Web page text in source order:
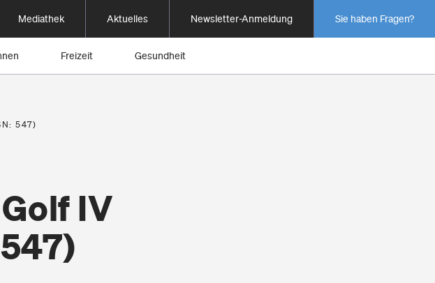
Mediathek Aktuelles Newsletter-Anmeldung Sie haben Fragen?
Freizeit Gesundheit
547)
IV